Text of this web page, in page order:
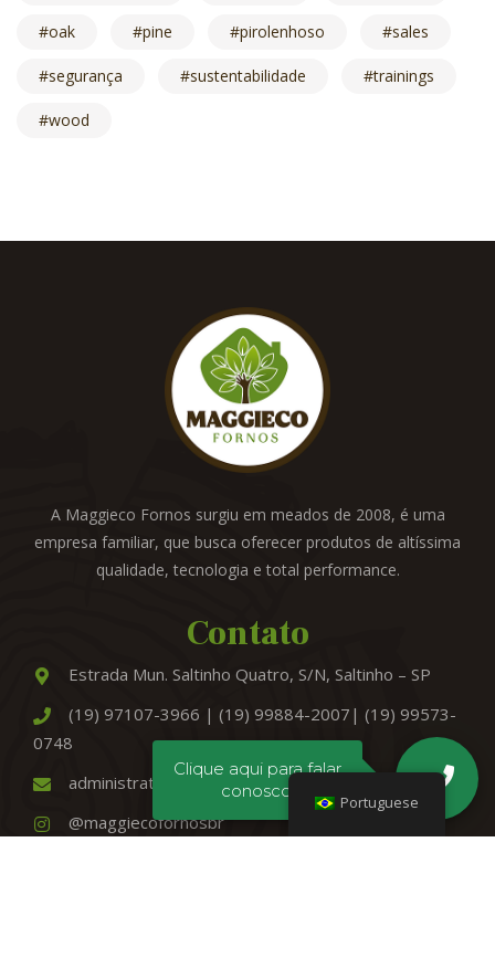
Clique aqui para falar
conosco!
oak pine pirolenhoso sales
segurança sustentabilidade trainings
wood
A Maggieco Fornos surgiu em meados de 2008, é uma
empresa familiar, que busca oferecer produtos de altíssima
qualidade, tecnologia e total performance.
Contato
Estrada Mun. Saltinho Quatro, S/N, Saltinho – SP
(19) 97107-3966 | (19) 99884-2007| (19) 99573-
0748
administrativo@maggiecofornos.com.br
@maggiecofornosbr
Portuguese